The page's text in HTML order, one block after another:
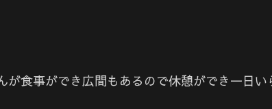
食事ができ広間もあるので休憩ができ一日